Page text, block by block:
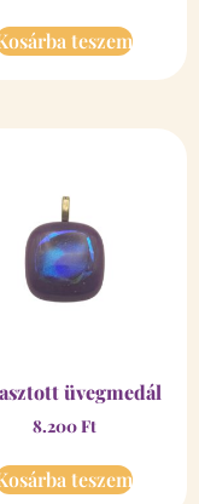
teszem
üvegmedál
8.200Ft
teszem